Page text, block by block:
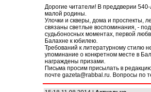
Дорогие читатели! В преддверии
малой родины.
Улочки и скверы, дома и проспекты,
связаны светлые воспоминания, -
судьбоносных моментах, первой
Балахне к юбилею.
Требований к литературному стилю
упоминание о конкретном месте в
награждены призами.
Письма просим присылать в
почте gazeta@rabbal.ru. Вопросы по